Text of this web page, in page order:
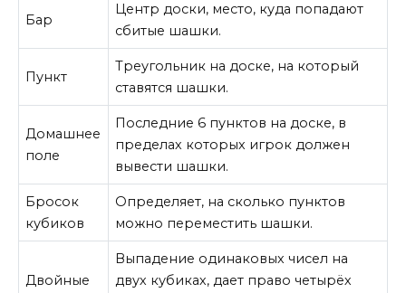
Бар
Центр доски, место, куда попадают
сбитые шашки.
Пункт
Треугольник на доске, на который
ставятся шашки.
Домашнее
поле
Последние 6 пунктов на доске, в
пределах которых игрок должен
вывести шашки.
Бросок
кубиков
Определяет, на сколько пунктов
можно переместить шашки.
Двойные
Выпадение одинаковых чисел на
двух кубиках, дает право четырёх